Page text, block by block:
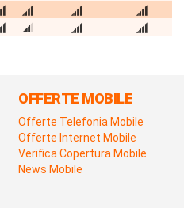
OFFERTE MOBILE
Offerte Telefonia Mobile
Offerte Internet Mobile
Verifica Copertura Mobile
News Mobile